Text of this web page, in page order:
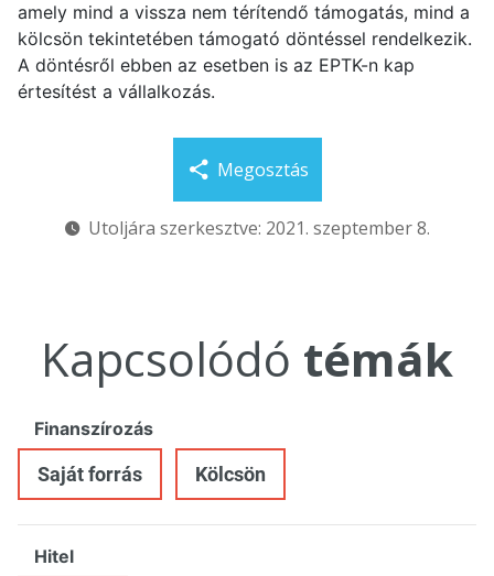
amely mind a vissza nem térítendő támogatás, mind a
kölcsön tekintetében támogató döntéssel rendelkezik.
A döntésről ebben az esetben is az EPTK-n kap
értesítést a vállalkozás.
Megosztás
Utoljára szerkesztve: 2021. szeptember 8.
Kapcsolódó témák
Finanszírozás
Saját forrás Kölcsön
Hitel